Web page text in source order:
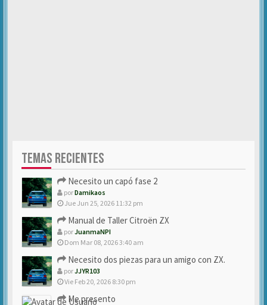
TEMAS RECIENTES
Necesito un capó fase 2
porDamikaos
Jue Jun 25, 2026 11:32 pm
Manual de Taller Citroën ZX
porJuanmaNPI
Dom Mar 08, 2026 3:40 am
Necesito dos piezas para un amigo con ZX.
porJJYR103
Vie Feb 20, 2026 8:30 pm
Me presento